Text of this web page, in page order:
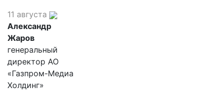
11 августа
Александр
Жаров
генеральный
директор АО
«Газпром-Медиа
Холдинг»